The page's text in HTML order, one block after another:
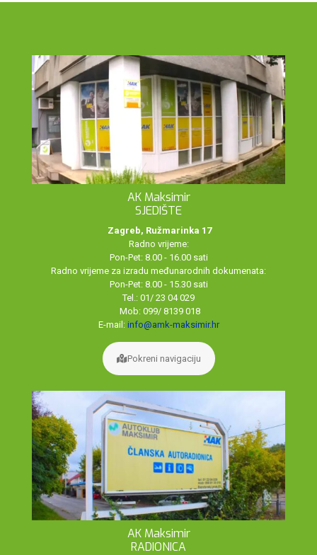
AK Maksimir
SJEDIŠTE
Zagreb, Ružmarinka 17
Radno vrijeme:
Pon-Pet: 8.00 - 16.00 sati
Radno vrijeme za izradu međunarodnih dokumenata:
Pon-Pet: 8.00 - 15.30 sati
Tel.: 01/ 23 04 029
Mob: 099/ 8139 018
E-mail: info@amk-maksimir.hr
Pokreni navigaciju
AK Maksimir
RADIONICA